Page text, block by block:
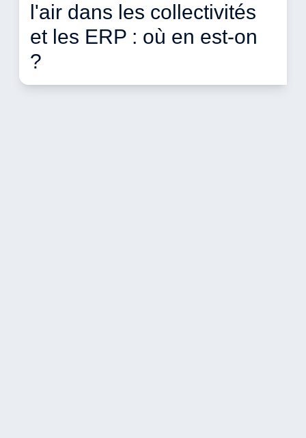
l'air dans les collectivités
et les ERP : où en est-on
?